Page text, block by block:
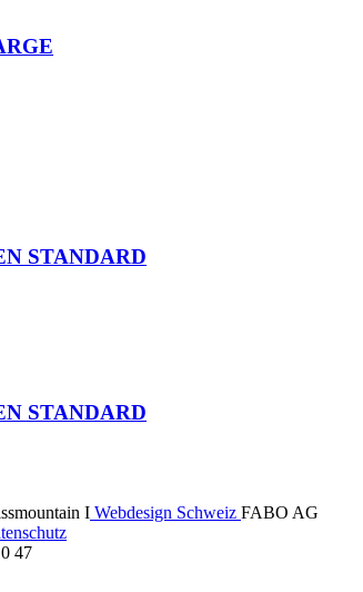
STANDARD
STANDARD
I Webdesign Schweiz FABO AG
47